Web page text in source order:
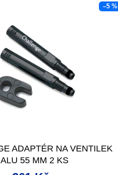
–5 %
ADAPTÉR NA VENTILEK
ALU 55 MM 2 KS